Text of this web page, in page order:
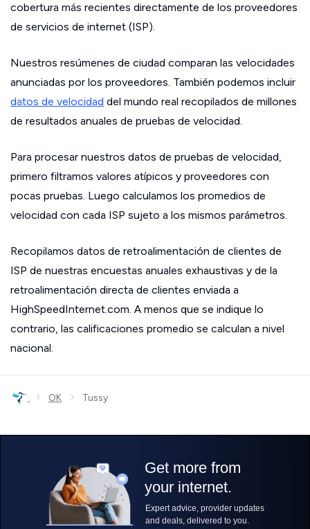
cobertura más recientes directamente de los proveedores
de servicios de internet (ISP).
Nuestros resúmenes de ciudad comparan las velocidades
anunciadas por los proveedores. También podemos incluir
datos de velocidad del mundo real recopilados de millones
de resultados anuales de pruebas de velocidad.
Para procesar nuestros datos de pruebas de velocidad,
primero filtramos valores atípicos y proveedores con
pocas pruebas. Luego calculamos los promedios de
velocidad con cada ISP sujeto a los mismos parámetros.
Recopilamos datos de retroalimentación de clientes de
ISP de nuestras encuestas anuales exhaustivas y de la
retroalimentación directa de clientes enviada a
HighSpeedInternet.com. A menos que se indique lo
contrario, las calificaciones promedio se calculan a nivel
nacional.
› OK › Tussy